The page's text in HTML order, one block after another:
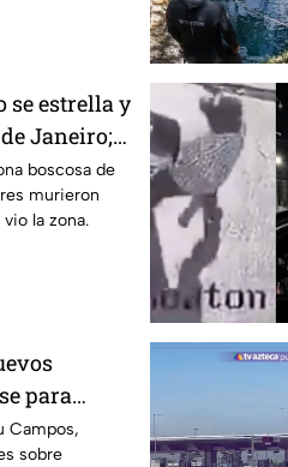
se estrella y
Janeiro;
boscosa de
murieron
la zona.
para
Campos,
sobre